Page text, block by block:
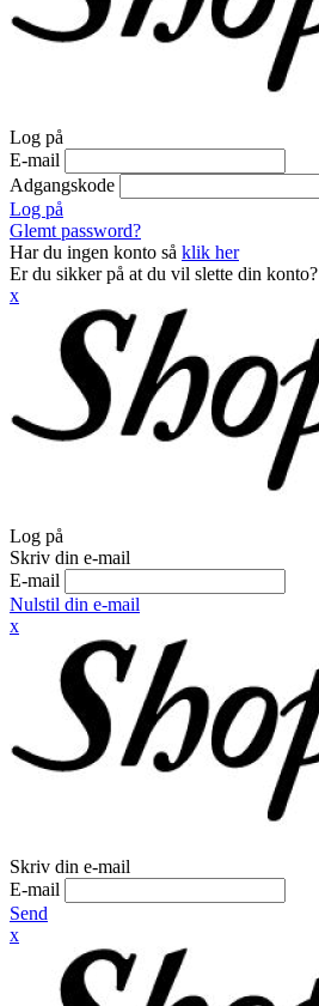
Log på
E-mail
Adgangskode
Log på
Glemt password?
Har du ingen konto så klik her
Er du sikker på at du vil slette din konto?
x
Log på
Skriv din e-mail
E-mail
Nulstil din e-mail
x
Skriv din e-mail
E-mail
Send
x